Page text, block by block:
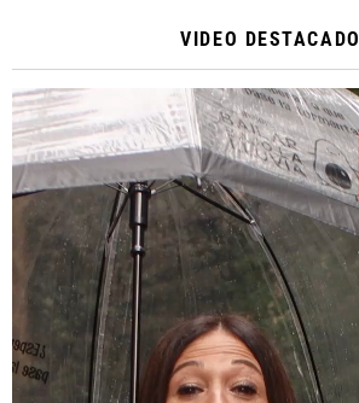
VIDEO DESTACADO
Reproductor
de
vídeo